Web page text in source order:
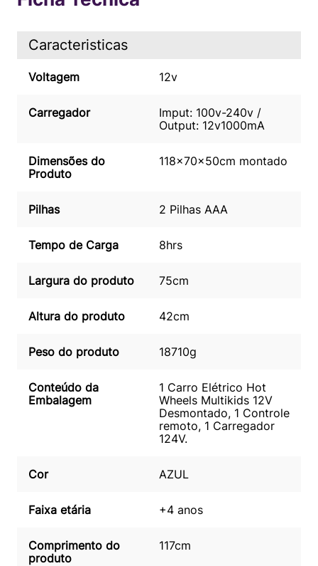
Caracteristicas
Voltagem 12v
Carregador
Imput: 100v-240v /
Output: 12v1000mA
Dimensões do
Produto
118x70x50cm montado
Pilhas 2 Pilhas AAA
Tempo de Carga 8hrs
Largura do produto 75cm
Altura do produto 42cm
Peso do produto 18710g
Conteúdo da
Embalagem
1 Carro Elétrico Hot
Wheels Multikids 12V
Desmontado, 1 Controle
remoto, 1 Carregador
124V.
Cor AZUL
Faixa etária +4 anos
Comprimento do
produto
117cm